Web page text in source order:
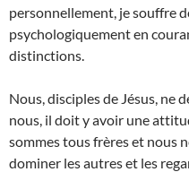
personnellement, je souffre
psychologiquement en
distinctions.
Nous, disciples de Jésus, ne
nous, il doit y avoir une
sommes tous frères et nous
dominer les autres et les